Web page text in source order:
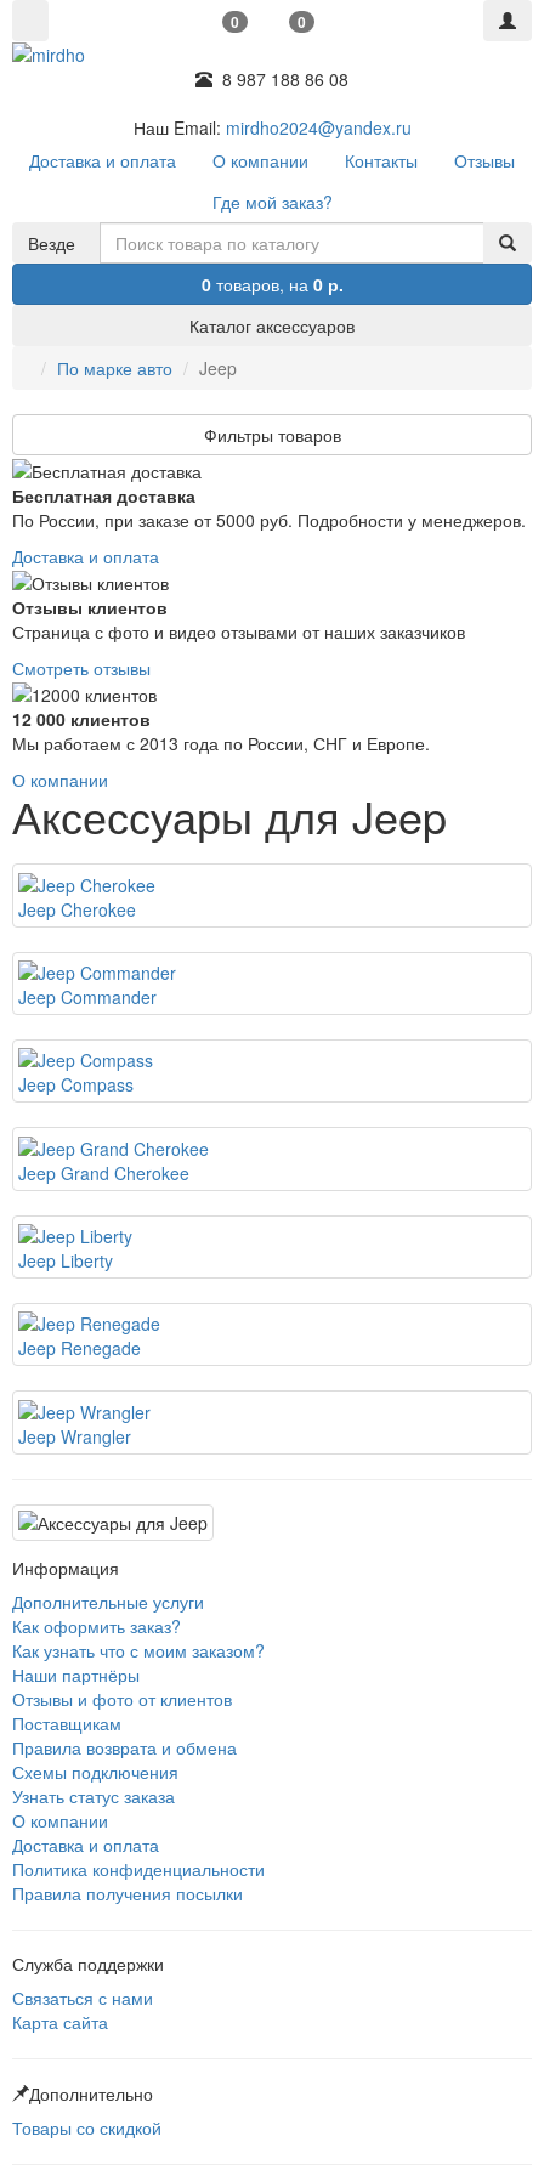
0 0
8 987 188 86 08
Наш Email: mirdho2024@yandex.ru
Доставка и оплата
О компании Контакты
Отзывы
Где мой заказ?
Везде
0товаров, на 0 р.
Каталог аксессуаров
По марке авто
Jeep
Фильтры товаров
Бесплатная доставка
По России, при заказе от 5000 руб. Подробности у менеджеров.
Доставка и оплата
Отзывы клиентов
Страница с фото и видео отзывами от наших заказчиков
Смотреть отзывы
12 000 клиентов
Мы работаем с 2013 года по России, СНГ и Европе.
О компании
Аксессуары для Jeep
Jeep Cherokee
Jeep Commander
Jeep Compass
Jeep Grand Cherokee
Jeep Liberty
Jeep Renegade
Jeep Wrangler
Информация
Дополнительные услуги
Как оформить заказ?
Как узнать что с моим заказом?
Наши партнёры
Отзывы и фото от клиентов
Поставщикам
Правила возврата и обмена
Схемы подключения
Узнать статус заказа
О компании
Доставка и оплата
Политика конфиденциальности
Правила получения посылки
Служба поддержки
Связаться с нами
Карта сайта
Дополнительно
Товары со скидкой